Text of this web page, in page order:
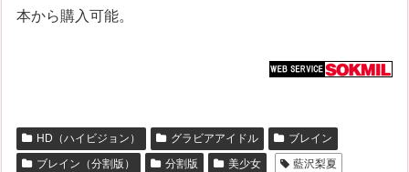
本から購入可能。
HD（ハイビジョン） グラビアアイドル
ブレイン
ブレイン（分割版）
分割版 美少女 藍沢梨夏